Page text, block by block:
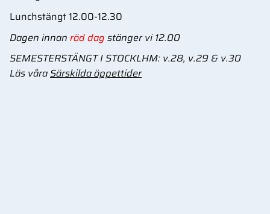
Lunchstängt 12.00-12.30
Dagen innan röd dag stänger vi 12.00
SEMESTERSTÄNGT I STOCKLHM: v.28, v.29 & v.30
Läs våraSärskilda öppettider